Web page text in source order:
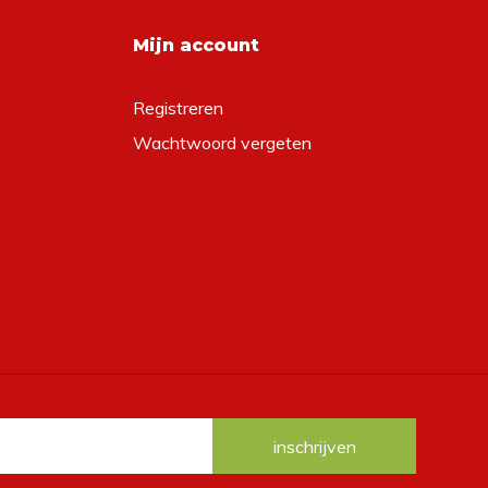
Mijn account
Registreren
Wachtwoord vergeten